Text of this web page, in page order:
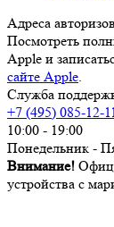
Адреса
Посмотреть
Apple и
сайте Apple.
Служба
+7 (495) 085-12-
10:00 - 19:00
Понедельник -
Внимание!
устройства с